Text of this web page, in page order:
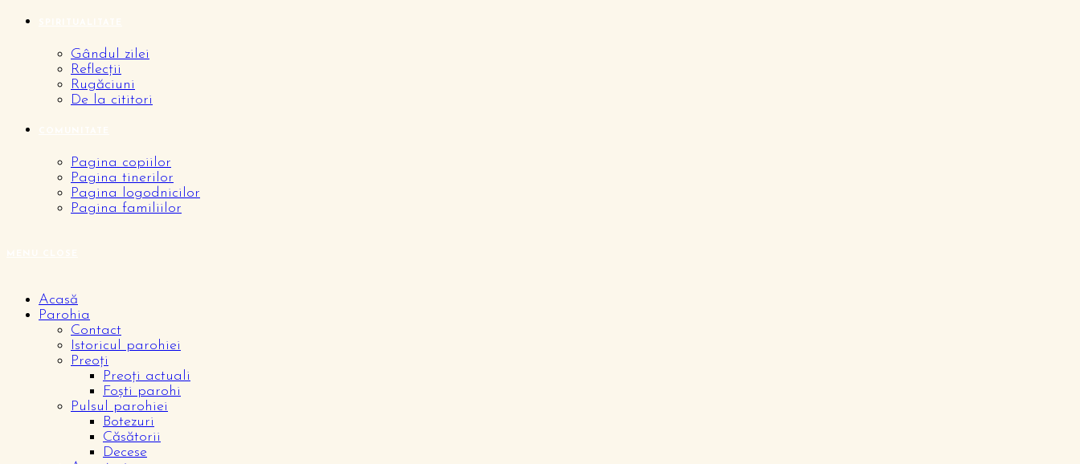
Gândul zilei
Reflecții
Rugăciuni
De la cititori
Pagina copiilor
Pagina tinerilor
Pagina logodnicilor
Pagina familiilor
Acasă
Parohia
Contact
Istoricul parohiei
Preoți
Preoți actuali
Foști parohi
Pulsul parohiei
Botezuri
Căsătorii
Decese